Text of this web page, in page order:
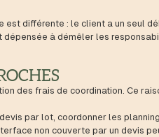
différente : le client a un seul
dépensée à démêler les
des frais de coordination. Ce
par lot, coordonner les
non couverte par un devis